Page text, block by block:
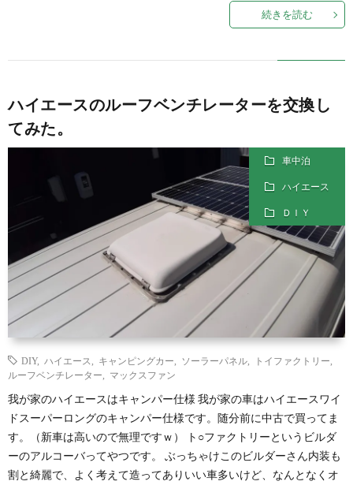
続きを読む
ハイエースのルーフベンチレーターを交換し
てみた。
車中泊
ハイエース
ＤＩＹ
DIY, ハイエース キャンピングカー ソーラーパネル トイファクトリー
ルーフベンチレーター
マックスファン
我が家のハイエースはキャンパー仕様 我が家の車はハイエースワイ
ドスーパーロングのキャンパー仕様です。随分前に中古で買ってま
す。（新車は高いので無理ですｗ） ト○ファクトリーというビルダ
ーのアルコーバってやつです。 ぶっちゃけこのビルダーさん内装も
割と綺麗で、よく考えて造ってありいい車多いけど、なんとなくオ